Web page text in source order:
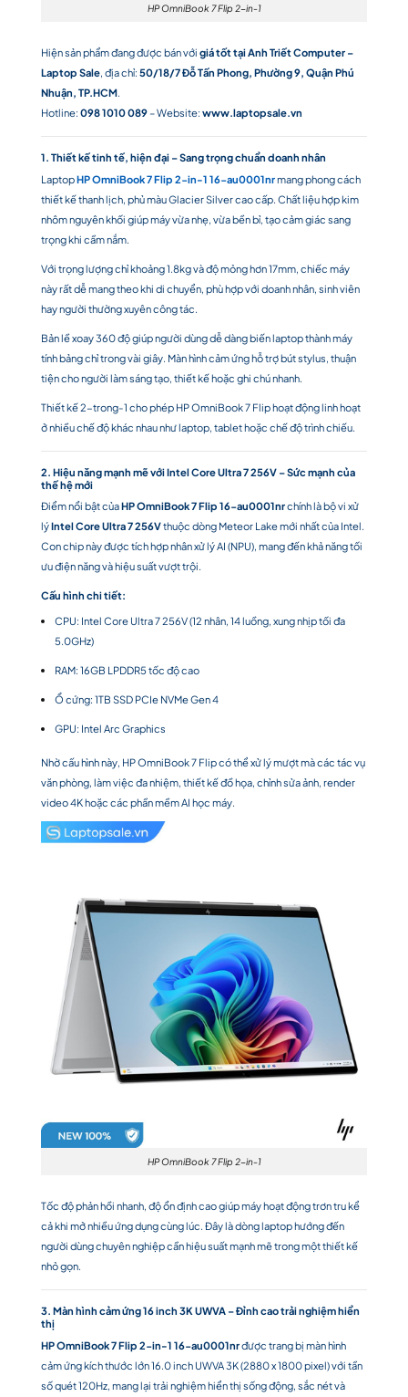
HP OmniBook 7 Flip 2-in-1
Hiện sản phẩm đang được bán với giá tốt tại Anh Triết Computer –
Laptop Sale, địa chỉ: 50/18/7 Đỗ Tấn Phong, Phường 9, Quận Phú
Nhuận, TP.HCM.
Hotline: 098 1010 089 – Website: www.laptopsale.vn
1. Thiết kế tinh tế, hiện đại – Sang trọng chuẩn doanh nhân
LaptopHP OmniBook 7 Flip 2-in-1 16-au0001nrmang phong cách
thiết kế thanh lịch, phủ màu Glacier Silver cao cấp. Chất liệu hợp kim
nhôm nguyên khối giúp máy vừa nhẹ, vừa bền bỉ, tạo cảm giác sang
trọng khi cầm nắm.
Với trọng lượng chỉ khoảng 1.8kg và độ mỏng hơn 17mm, chiếc máy
này rất dễ mang theo khi di chuyển, phù hợp với doanh nhân, sinh viên
hay người thường xuyên công tác.
Bản lề xoay 360 độ giúp người dùng dễ dàng biến laptop thành máy
tính bảng chỉ trong vài giây. Màn hình cảm ứng hỗ trợ bút stylus, thuận
tiện cho người làm sáng tạo, thiết kế hoặc ghi chú nhanh.
Thiết kế 2-trong-1 cho phép HP OmniBook 7 Flip hoạt động linh hoạt
ở nhiều chế độ khác nhau như laptop, tablet hoặc chế độ trình chiếu.
2. Hiệu năng mạnh mẽ với Intel Core Ultra 7 256V – Sức mạnh của
thế hệ mới
Điểm nổi bật củaHP OmniBook 7 Flip 16-au0001nrchính là bộ vi xử
lýIntel Core Ultra 7 256Vthuộc dòng Meteor Lake mới nhất của Intel.
Con chip này được tích hợp nhân xử lý AI (NPU), mang đến khả năng tối
ưu điện năng và hiệu suất vượt trội.
Cấu hình chi tiết:
CPU: Intel Core Ultra 7 256V (12 nhân, 14 luồng, xung nhịp tối đa
5.0GHz)
RAM: 16GB LPDDR5 tốc độ cao
Ổ cứng: 1TB SSD PCIe NVMe Gen 4
GPU: Intel Arc Graphics
Nhờ cấu hình này, HP OmniBook 7 Flip có thể xử lý mượt mà các tác vụ
văn phòng, làm việc đa nhiệm, thiết kế đồ họa, chỉnh sửa ảnh, render
video 4K hoặc các phần mềm AI học máy.
HP OmniBook 7 Flip 2-in-1
Tốc độ phản hồi nhanh, độ ổn định cao giúp máy hoạt động trơn tru kể
cả khi mở nhiều ứng dụng cùng lúc. Đây là dòng laptop hướng đến
người dùng chuyên nghiệp cần hiệu suất mạnh mẽ trong một thiết kế
nhỏ gọn.
3. Màn hình cảm ứng 16 inch 3K UWVA – Đỉnh cao trải nghiệm hiển
thị
HP OmniBook 7 Flip 2-in-1 16-au0001nrđược trang bị màn hình
cảm ứng kích thước lớn 16.0 inch UWVA 3K (2880 x 1800 pixel) với tần
số quét 120Hz, mang lại trải nghiệm hiển thị sống động, sắc nét và